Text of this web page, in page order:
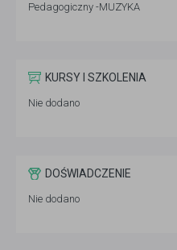
Pedagogiczny -MUZYKA
KURSY I SZKOLENIA
Nie dodano
DOŚWIADCZENIE
Nie dodano